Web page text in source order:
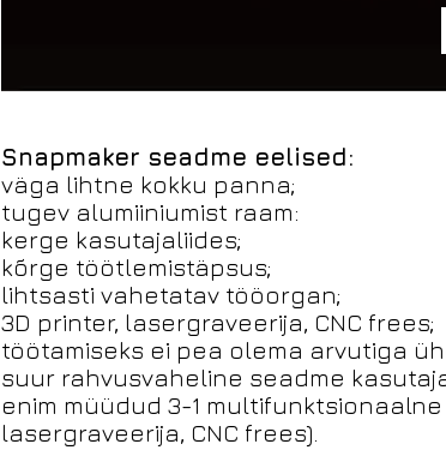
Snapmaker seadme eelised:
väga lihtne kokku panna;
tugev alumiiniumist raam:
kerge kasutajaliides;
kõrge töötlemistäpsus;
lihtsasti vahetatav tööorgan;
3D printer, lasergraveerija, CNC frees;
töötamiseks ei pea olema arvutiga
suur rahvusvaheline seadme
enim müüdud 3-1
lasergraveerija, CNC frees).